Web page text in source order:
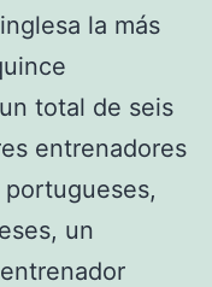
la más
total de seis
entrenadores
un